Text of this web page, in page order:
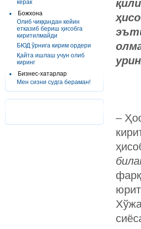
керак
Божхона
Олиб чиққандан кейин
етказиб бериш ҳисобга
киритилмайди
БЮД ўрнига кирим ордери
Қайта ишлаш учун олиб
киринг
Бизнес-хатарлар
Мен сизни судга бераман!
–